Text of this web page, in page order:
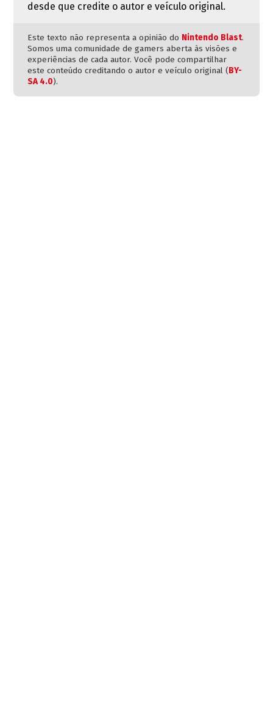
desde que credite o autor e veículo original.
Este texto não representa a opinião do Nintendo Blast.
Somos uma comunidade de gamers aberta às visões e
experiências de cada autor. Você pode compartilhar
este conteúdo creditando o autor e veículo original (BY-
SA 4.0).